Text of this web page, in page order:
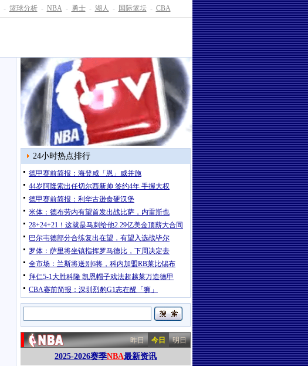
- 篮球分析 - NBA - 勇士 - 湖人 - 国际篮坛 - CBA
24小时热点排行
德甲赛前简报：海登咸「恩」威并施
44岁阿隆索出任切尔西新帅 签约4年 手握大权
德甲赛前简报：利华古逊食硬汉堡
米体：德布劳内有望首发出战比萨，内雷斯也
28+24+21！这就是马刺给他2.29亿美金顶薪大合同
巴尔韦德部分合练复出在望，有望入选战毕尔
罗体：萨里将坐镇指挥罗马德比，下周决定去
全市场：兰斯将送别6将，科内加盟RB莱比锡布
拜仁5-1大胜科隆 凯恩帽子戏法超越莱万造德甲
CBA赛前简报：深圳烈豹G1志在醒「狮」
昨日 今日 明日
2025-2026赛季NBA最新资讯